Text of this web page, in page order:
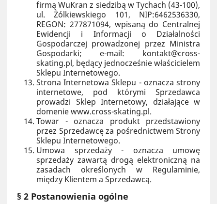
firmą WuKran z siedzibą w Tychach (43-100),
ul. Żólkiewskiego 101, NIP:6462536330,
REGON: 277871094, wpisaną do Centralnej
Ewidencji i Informacji o Działalności
Gospodarczej prowadzonej przez Ministra
Gospodarki; e-mail: kontakt@cross-
skating.pl, będący jednocześnie właścicielem
Sklepu Internetowego.
Strona Internetowa Sklepu - oznacza strony
internetowe, pod którymi Sprzedawca
prowadzi Sklep Internetowy, działające w
domenie www.cross-skating.pl.
Towar - oznacza produkt przedstawiony
przez Sprzedawcę za pośrednictwem Strony
Sklepu Internetowego.
Umowa sprzedaży - oznacza umowę
sprzedaży zawartą drogą elektroniczną na
zasadach określonych w Regulaminie,
między Klientem a Sprzedawcą.
§ 2 Postanowienia ogólne